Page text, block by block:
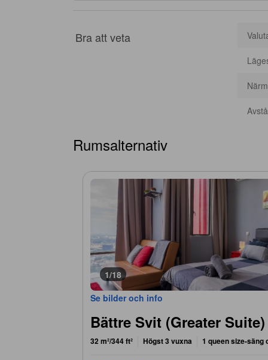
Bra att veta
Rumsalternativ
1/18
Se bilder och info
Bättre Svit (Greater Suite)
32 m²/344 ft² Högst 3 vuxna 1 queen size-säng